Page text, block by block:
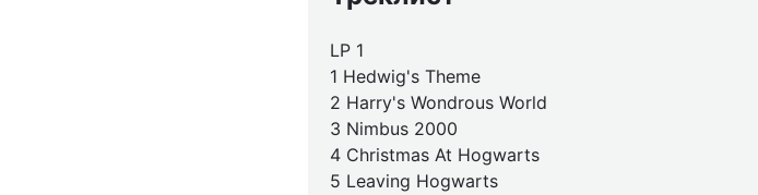
LP 1
1 Hedwig's Theme
2 Harry's Wondrous World
3 Nimbus 2000
4 Christmas At Hogwarts
5 Leaving Hogwarts